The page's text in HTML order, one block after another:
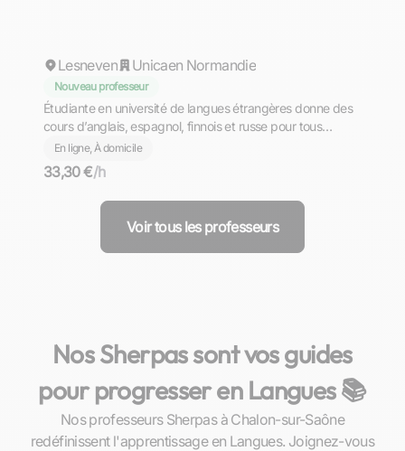
Lesneven Unicaen Normandie
Nouveau professeur
Étudiante en université de langues étrangères donne des
cours d’anglais, espagnol, finnois et russe pour tous
niveaux
En ligne, À domicile
33,30 €/h
Voir tous les professeurs
Nos Sherpas sont vos guides
pour progresser en Langues 📚
Nos professeurs Sherpas à Chalon-sur-Saône
redéfinissent l'apprentissage en Langues. Joignez-vous